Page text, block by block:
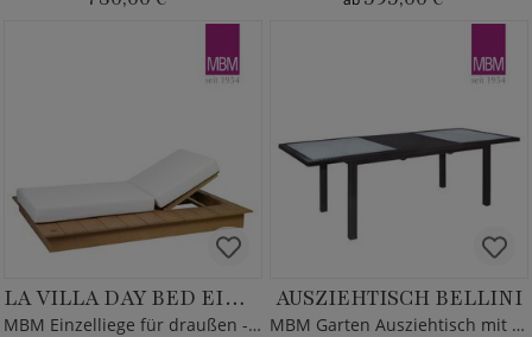
LA VILLA DAY BED EINZELLIEGE
MBM Einzelliege für draußen - rechts
AUSZIEHTISCH BELLINI
MBM Garten Ausziehtisch mit Glasplatte